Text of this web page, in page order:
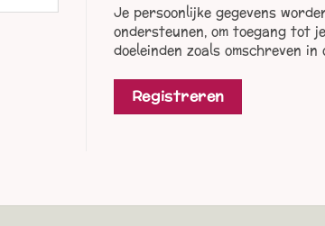
Je persoonlijke gegevens
ondersteunen, om toegang tot
doeleinden zoals omschreven in
Registreren